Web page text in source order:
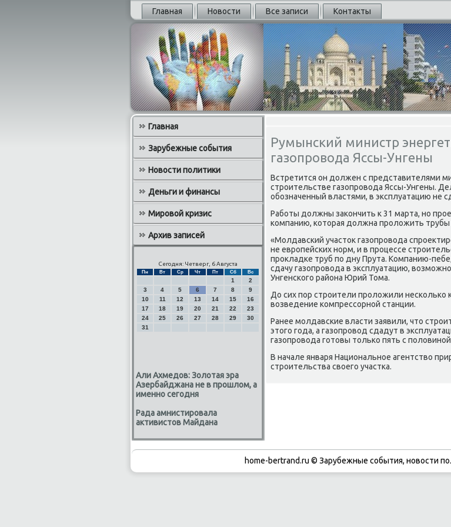
Главная Новости Все записи Контакты
Главная
Зарубежные события
Новости политики
Деньги и финансы
Мировой кризис
Архив записей
Сегодня: Четверг, 6 Августа
Пн Вт Ср Чт Пт Сб Вс
1
2
3
4 5 6 7 8
9
10
11 12 13 14 15
16
17
18 19 20 21 22
23
24
25 26 27 28 29
30
31
Али Ахмедов: Золотая эра
Азербайджана не в прошлом, а
именно сегодня
Рада амнистировала
активистов Майдана
Румынский министр
газопровода Яссы-Унгены
Встретится он должен с представителями
строительстве газопровода Яссы-Унгены.
обозначенный властями, в эксплуатацию не
Работы должны закончить к 31 марта, но
компанию, которая должна проложить трубы
«Молдавский участок газопровода
не европейских норм, и в процессе
прокладке труб по дну Прута. Компанию-
сдачу газопровода в эксплуатацию,
Унгенского района Юрий Тома.
До сих пор строители проложили несколько
возведение компрессорной станции.
Ранее молдавские власти заявили, что
этого года, а газопровод сдадут в
газопровода готовы только пять с
В начале января Национальное агентство
строительства своего участка.
home-bertrand.ru © Зарубежные события, новости